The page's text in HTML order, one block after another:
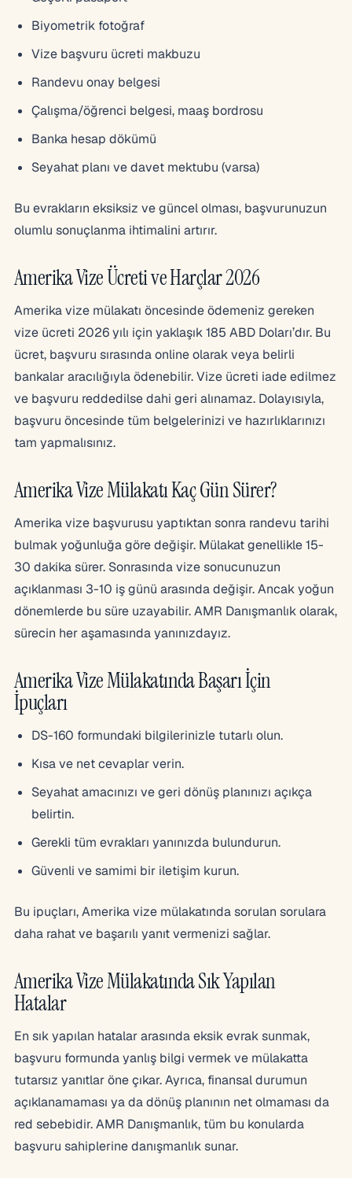
Biyometrik fotoğraf
Vize başvuru ücreti makbuzu
Randevu onay belgesi
Çalışma/öğrenci belgesi, maaş bordrosu
Banka hesap dökümü
Seyahat planı ve davet mektubu (varsa)
Bu evrakların eksiksiz ve güncel olması, başvurunuzun
olumlu sonuçlanma ihtimalini artırır.
Amerika Vize Ücreti ve Harçlar 2026
Amerika vize mülakatı öncesinde ödemeniz gereken
vize ücreti 2026 yılı için yaklaşık 185 ABD Doları’dır. Bu
ücret, başvuru sırasında online olarak veya belirli
bankalar aracılığıyla ödenebilir. Vize ücreti iade edilmez
ve başvuru reddedilse dahi geri alınamaz. Dolayısıyla,
başvuru öncesinde tüm belgelerinizi ve hazırlıklarınızı
tam yapmalısınız.
Amerika Vize Mülakatı Kaç Gün Sürer?
Amerika vize başvurusu yaptıktan sonra randevu tarihi
bulmak yoğunluğa göre değişir. Mülakat genellikle 15-
30 dakika sürer. Sonrasında vize sonucunuzun
açıklanması 3-10 iş günü arasında değişir. Ancak yoğun
dönemlerde bu süre uzayabilir. AMR Danışmanlık olarak,
sürecin her aşamasında yanınızdayız.
Amerika Vize Mülakatında Başarı İçin
İpuçları
DS-160 formundaki bilgilerinizle tutarlı olun.
Kısa ve net cevaplar verin.
Seyahat amacınızı ve geri dönüş planınızı açıkça
belirtin.
Gerekli tüm evrakları yanınızda bulundurun.
Güvenli ve samimi bir iletişim kurun.
Bu ipuçları, Amerika vize mülakatında sorulan sorulara
daha rahat ve başarılı yanıt vermenizi sağlar.
Amerika Vize Mülakatında Sık Yapılan
Hatalar
En sık yapılan hatalar arasında eksik evrak sunmak,
başvuru formunda yanlış bilgi vermek ve mülakatta
tutarsız yanıtlar öne çıkar. Ayrıca, finansal durumun
açıklanamaması ya da dönüş planının net olmaması da
red sebebidir. AMR Danışmanlık, tüm bu konularda
başvuru sahiplerine danışmanlık sunar.